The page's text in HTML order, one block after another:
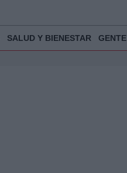
SALUD Y BIENESTAR GENTE